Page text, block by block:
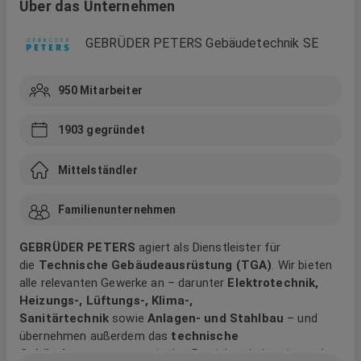
Über das Unternehmen
GEBRÜDER PETERS Gebäudetechnik SE
950 Mitarbeiter
1903 gegründet
Mittelständler
Familienunternehmen
GEBRÜDER PETERS agiert als Dienstleister für
die Technische Gebäudeausrüstung (TGA). Wir bieten
alle relevanten Gewerke an – darunter Elektrotechnik,
Heizungs-, Lüftungs-, Klima-,
Sanitärtechniksowie Anlagen- und Stahlbau – und
übernehmen außerdem das technische
Gebäudemanagement
in den Bereichen Industrie- und